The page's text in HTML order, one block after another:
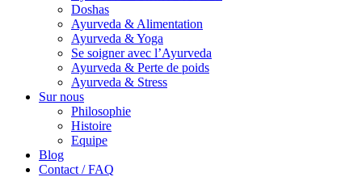
Doshas
Ayurveda & Alimentation
Ayurveda & Yoga
Se soigner avec l’Ayurveda
Ayurveda & Perte de poids
Ayurveda & Stress
Sur nous
Philosophie
Histoire
Equipe
Blog
Contact / FAQ